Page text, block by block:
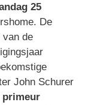
25
De
van de
John Schurer
primeur